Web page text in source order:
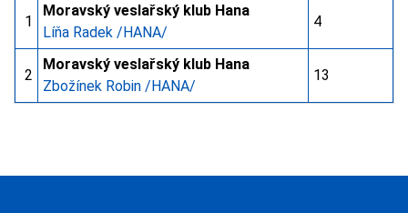
1
Moravský veslařský klub Hana
Líňa Radek /HANA/
4
2
Moravský veslařský klub Hana
Zbožínek Robin /HANA/
13